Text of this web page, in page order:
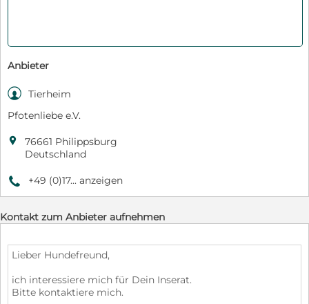
Anbieter
 Tierheim
Pfotenliebe e.V.

76661 Philippsburg
Deutschland
9 +49 (0)17... anzeigen
Kontakt zum Anbieter aufnehmen